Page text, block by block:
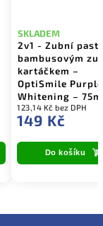
2v1 - Zubní
bambusovým
kartáčkem –
OptiSmile Purple
Whitening –
SKLADEM
123,14 Kč bez DPH
149 Kč
Do košíku